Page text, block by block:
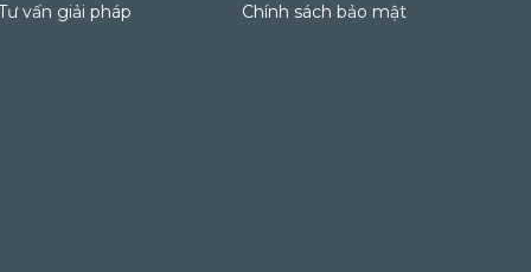
vấn giải pháp
Chính sách bảo mật